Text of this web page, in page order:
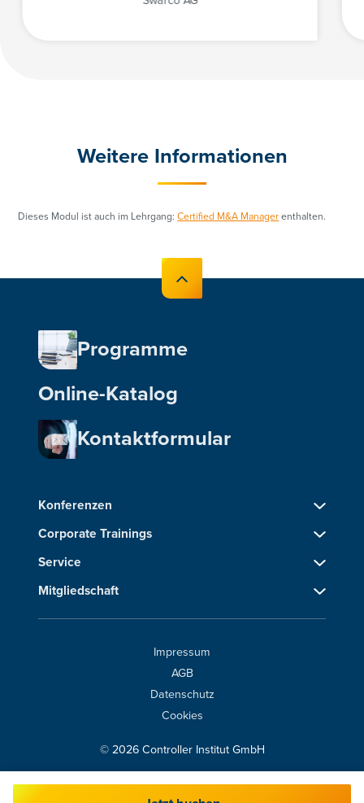
Weitere Informationen
Dieses Modul ist auch im Lehrgang:Certified M&A Manager enthalten.
Programme
Online-Katalog
Kontaktformular
Konferenzen
Corporate Trainings
Service
Mitgliedschaft
Impressum
AGB
Datenschutz
Cookies
© 2026 Controller Institut GmbH
Folgen Sie uns auf LinkedIn